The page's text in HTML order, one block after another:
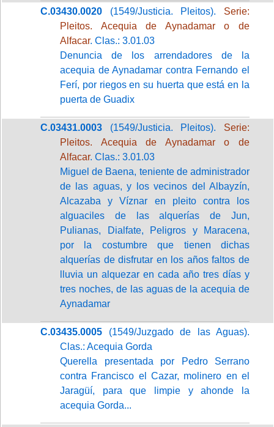
C.03430.0020 (1549/Justicia. Pleitos). Serie:
Pleitos. Acequia de Aynadamar o de
Alfacar. Clas.: 3.01.03
Denuncia de los arrendadores de la
acequia de Aynadamar contra Fernando el
Ferí, por riegos en su huerta que está en la
puerta de Guadix
C.03431.0003 (1549/Justicia. Pleitos). Serie:
Pleitos. Acequia de Aynadamar o de
Alfacar. Clas.: 3.01.03
Miguel de Baena, teniente de administrador
de las aguas, y los vecinos del Albayzín,
Alcazaba y Víznar en pleito contra los
alguaciles de las alquerías de Jun,
Pulianas, Dialfate, Peligros y Maracena,
por la costumbre que tienen dichas
alquerías de disfrutar en los años faltos de
lluvia un alquezar en cada año tres días y
tres noches, de las aguas de la acequia de
Aynadamar
C.03435.0005 (1549/Juzgado de las Aguas).
Clas.: Acequia Gorda
Querella presentada por Pedro Serrano
contra Francisco el Cazar, molinero en el
Jaragüí, para que limpie y ahonde la
acequia Gorda...